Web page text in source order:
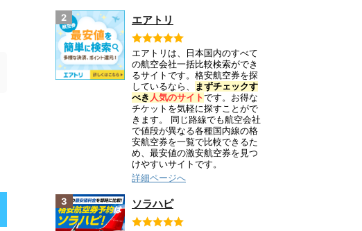
2 エアトリ
エアトリは、日本国内のすべて
の航空会社一括比較検索ができ
るサイトです。格安航空券を探
しているなら、
まずチェックす
べき 人気のサイトです。お得な
チケットを気軽に探すことがで
きます。 同じ路線でも航空会社
で値段が異なる各種国内線の格
安航空券を一覧で比較できるた
め、最安値の激安航空券を見つ
けやすいサイトです。
詳細ページへ
3 ソラハピ